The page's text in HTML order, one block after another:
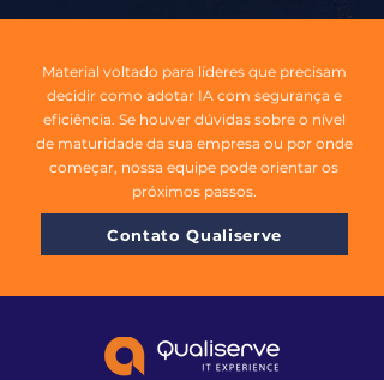
Material voltado para líderes que precisam
decidir como adotar IA com segurança e
eficiência. Se houver dúvidas sobre o nível
de maturidade da sua empresa ou por onde
começar, nossa equipe pode orientar os
próximos passos.
Contato Qualiserve